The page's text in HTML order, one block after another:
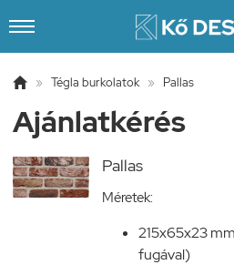
 » Tégla burkolatok » Pallas
Ajánlatkérés
Pallas
Méretek:
215x65x23
fugával)